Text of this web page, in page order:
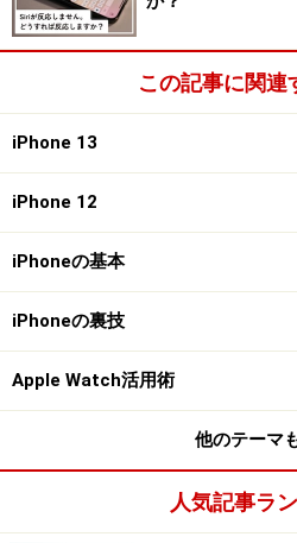
この記事に関連
iPhone 13
iPhone 12
iPhoneの基本
iPhoneの裏技
Apple Watch活用術
他のテーマ
人気記事ラ